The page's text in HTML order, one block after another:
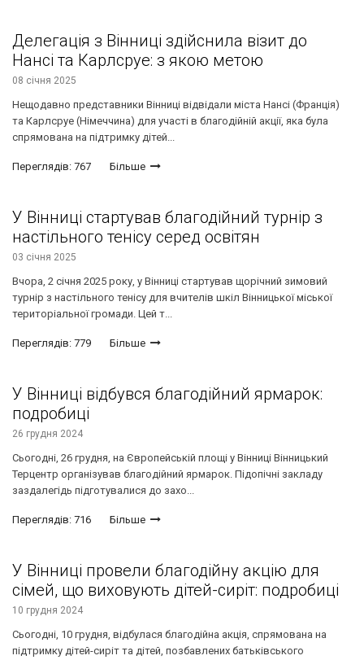
Делегація з Вінниці здійснила візит до
Нансі та Карлсруе: з якою метою
08 січня 2025
Нещодавно представники Вінниці відвідали міста Нансі (Франція)
та Карлсруе (Німеччина) для участі в благодійній акції, яка була
спрямована на підтримку дітей...
Переглядів: 767 Більше
У Вінниці стартував благодійний турнір з
настільного тенісу серед освітян
03 січня 2025
Вчора, 2 січня 2025 року, у Вінниці стартував щорічний зимовий
турнір з настільного тенісу для вчителів шкіл Вінницької міської
територіальної громади. Цей т...
Переглядів: 779 Більше
У Вінниці відбувся благодійний ярмарок:
подробиці
26 грудня 2024
Сьогодні, 26 грудня, на Європейській площі у Вінниці Вінницький
Терцентр організував благодійний ярмарок. Підопічні закладу
заздалегідь підготувалися до захо...
Переглядів: 716 Більше
У Вінниці провели благодійну акцію для
сімей, що виховують дітей-сиріт: подробиці
10 грудня 2024
Сьогодні, 10 грудня, відбулася благодійна акція, спрямована на
підтримку дітей-сиріт та дітей, позбавлених батьківського